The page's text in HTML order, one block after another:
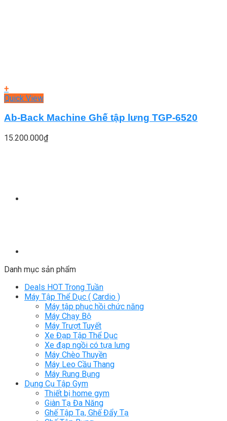
+
Quick View
Ab-Back Machine Ghế tập lưng TGP-6520
15.200.000₫
Danh mục sản phẩm
Deals HOT Trong Tuần
Máy Tập Thể Dục ( Cardio )
Máy tập phục hồi chức năng
Máy Chạy Bộ
Máy Trượt Tuyết
Xe Đạp Tập Thể Dục
Xe đạp ngồi có tựa lưng
Máy Chèo Thuyền
Máy Leo Cầu Thang
Máy Rung Bụng
Dụng Cụ Tập Gym
Thiết bị home gym
Giàn Tạ Đa Năng
Ghế Tập Tạ, Ghế Đẩy Tạ